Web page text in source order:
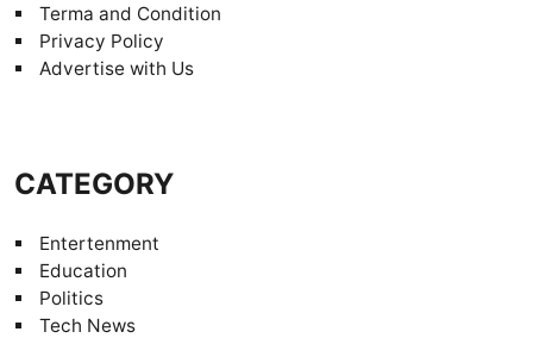
Terma and Condition
Privacy Policy
Advertise with Us
CATEGORY
Entertenment
Education
Politics
Tech News